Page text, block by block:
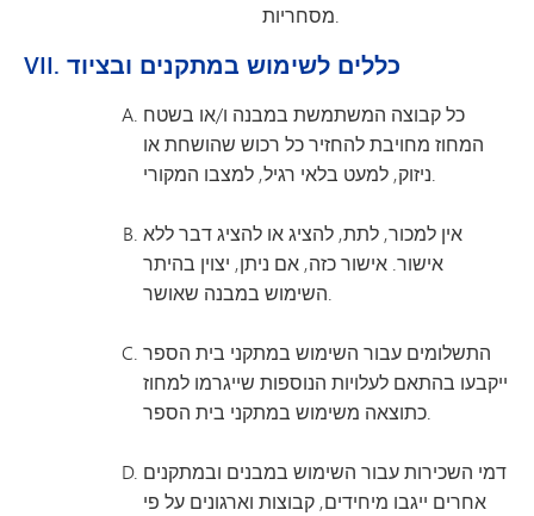
מסחריות.
VII. כללים לשימוש במתקנים ובציוד
כל קבוצה המשתמשת במבנה ו/או בשטח
המחוז מחויבת להחזיר כל רכוש שהושחת או
ניזוק, למעט בלאי רגיל, למצבו המקורי.
אין למכור, לתת, להציג או להציג דבר ללא
אישור. אישור כזה, אם ניתן, יצוין בהיתר
השימוש במבנה שאושר.
התשלומים עבור השימוש במתקני בית הספר
ייקבעו בהתאם לעלויות הנוספות שייגרמו למחוז
כתוצאה משימוש במתקני בית הספר.
דמי השכירות עבור השימוש במבנים ובמתקנים
אחרים ייגבו מיחידים, קבוצות וארגונים על פי